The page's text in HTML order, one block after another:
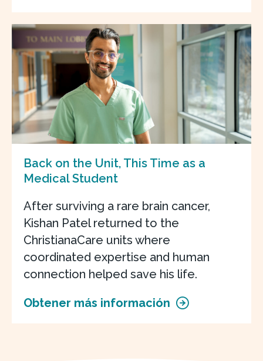
Back on the Unit, This Time as a
Medical Student
After surviving a rare brain cancer,
Kishan Patel returned to the
ChristianaCare units where
coordinated expertise and human
connection helped save his life.
Obtener más información